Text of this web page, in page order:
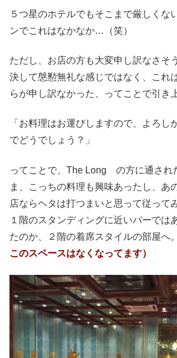
５つ星のホテルでもそこまで厳しくな
ンでこれはなかなか…（笑）
ただし、お店の方も大変申し訳なさそ
決して慇懃無礼な感じではなく、これ
らが申し訳なかった、ってことで引き
「お料理はお運びしますので、よろし
でどうでしょう？」
ってことで、The Long の方に通され
ま、こっちの料理も興味あったし、あ
店ならヘタは打つまいと思って従って
１階のスタンディングに近いバーでは
たのか、２階の着席スタイルの部屋へ。
このスペースはなくなってます）